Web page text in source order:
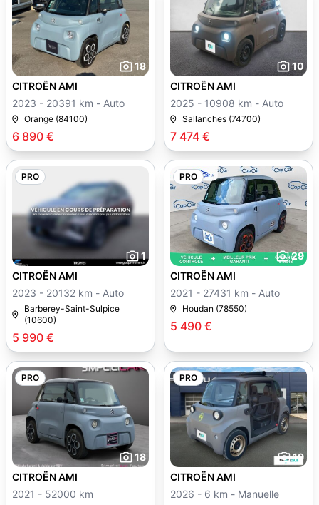
18
6 890 €
CITROËN AMI
2023 - 20391 km - Auto
Orange (84100)
10
7 474 €
CITROËN AMI
2025 - 10908 km - Auto
Sallanches (74700)
PRO
1
5 990 €
CITROËN AMI
2023 - 20132 km - Auto
Barberey-Saint-Sulpice
(10600)
PRO
29
5 490 €
CITROËN AMI
2021 - 27431 km - Auto
Houdan (78550)
PRO
18
CITROËN AMI
2021 - 52000 km
PRO
19
CITROËN AMI
2026 - 6 km - Manuelle